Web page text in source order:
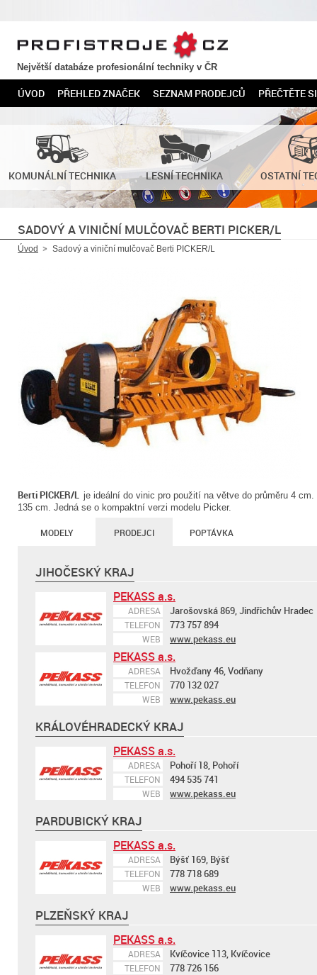
PROFISTROJE.CZ
Největší databáze profesionální techniky v ČR
ÚVOD PŘEHLED ZNAČEK SEZNAM PRODEJCŮ PŘEČTĚTE SI
KOMUNÁLNÍ TECHNIKA LESNÍ TECHNIKA OSTATNÍ
SADOVÝ A VINIČNÍ MULČOVAČ BERTI PICKER/L
Úvod Sadový a viniční mulčovač Berti PICKER/L
Berti PICKER/L je ideální do vinic pro použití na větve do průměru 4
135 cm. Jedná se o kompaktní verzi modelu Picker.
MODELY PRODEJCI POPTÁVKA
JIHOČESKÝ KRAJ
PEKASS a.s.
ADRESA Jarošovská 869, Jindřichův Hradec
TELEFON 773 757 894
WEB www.pekass.eu
PEKASS a.s.
ADRESA Hvožďany 46, Vodňany
TELEFON 770 132 027
WEB www.pekass.eu
KRÁLOVÉHRADECKÝ KRAJ
PEKASS a.s.
ADRESA Pohoří 18, Pohoří
TELEFON 494 535 741
WEB www.pekass.eu
PARDUBICKÝ KRAJ
PEKASS a.s.
ADRESA Býšť 169, Býšť
TELEFON 778 718 689
WEB www.pekass.eu
PLZEŇSKÝ KRAJ
PEKASS a.s.
ADRESA Kvíčovice 113, Kvíčovice
TELEFON 778 726 156